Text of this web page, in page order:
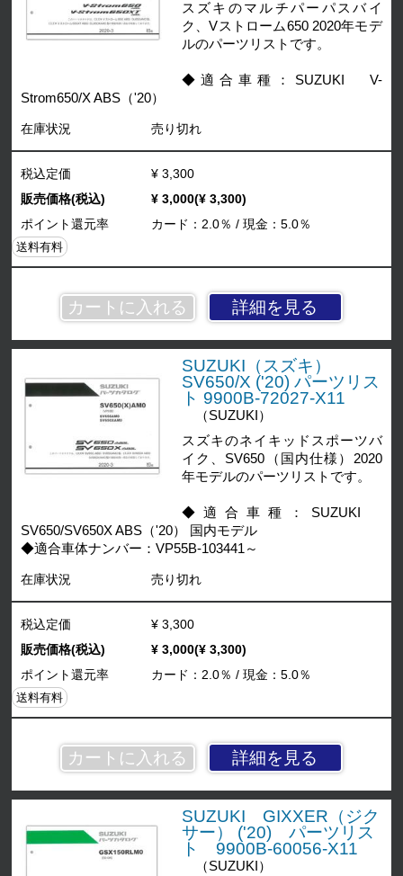
スズキのマルチパーパスバイ
ク、Vストローム650 2020年モデ
ルのパーツリストです。
◆適合車種：SUZUKI V-
Strom650/X ABS（'20）
在庫状況 売り切れ
詳細を見る
税込定価
¥ 3,300
販売価格(税込)
¥ 3,000(¥ 3,300)
ポイント還元率
カード：2.0％ / 現金：5.0％
送料有料
SUZUKI（スズキ）
SV650/X ('20) パーツリス
ト 9900B-72027-X11
（SUZUKI）
スズキのネイキッドスポーツバ
イク、SV650（国内仕様）2020
年モデルのパーツリストです。
◆適合車種：SUZUKI
SV650/SV650X ABS（'20） 国内モデル
◆適合車体ナンバー：VP55B-103441～
在庫状況 売り切れ
詳細を見る
税込定価
¥ 3,300
販売価格(税込)
¥ 3,000(¥ 3,300)
ポイント還元率
カード：2.0％ / 現金：5.0％
送料有料
SUZUKI GIXXER（ジク
サー） ('20) パーツリス
ト 9900B-60056-X11
（SUZUKI）